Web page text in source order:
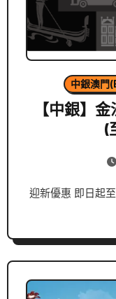
中銀澳門
【中銀】
(
迎新優惠 即日起至2026年6月30日，全新中銀金沙時尚